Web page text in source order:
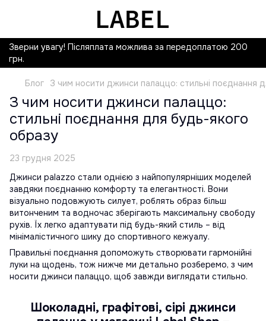
Зверни увагу! Післяплата можлива за передоплатою 200
грн.
Блог З чим носити джинси палаццо: стильні поєднання
З чим носити джинси палаццо:
стильні поєднання для будь-якого
образу
23 грудня 2025
Джинси palazzo стали однією з найпопулярніших моделей
завдяки поєднанню комфорту та елегантності. Вони
візуально подовжують силует, роблять образ більш
витонченим та водночас зберігають максимальну свободу
рухів. Їх легко адаптувати під будь-який стиль – від
мінімалістичного шику до спортивного кежуалу.
Правильні поєднання допоможуть створювати гармонійні
луки на щодень, тож нижче ми детально розберемо, з чим
носити джинси палаццо, щоб завжди виглядати стильно.
Шоколадні, графітові, сірі джинси